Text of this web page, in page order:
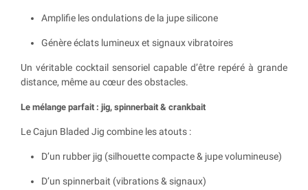
Amplifie les ondulations de la jupe silicone
Génère éclats lumineux et signaux vibratoires
Un véritable cocktail sensoriel capable d’être repéré à grande
distance, même au cœur des obstacles.
Le mélange parfait : jig, spinnerbait & crankbait
Le Cajun Bladed Jig combine les atouts :
D’un rubber jig (silhouette compacte & jupe volumineuse)
D’un spinnerbait (vibrations & signaux)